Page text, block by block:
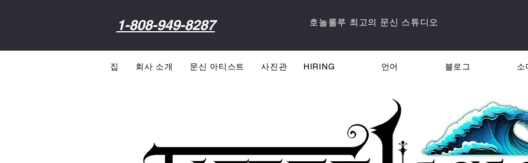
1-808-949-8287 호놀룰루 최고의 문신 스튜디오
집 회사 소개 문신 아티스트 사진관 HIRING 언어 블로그 소